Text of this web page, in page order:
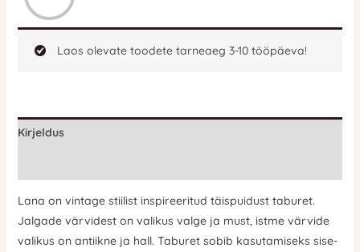
Laos olevate toodete tarneaeg 3-10 tööpäeva!
Kirjeldus
Lana on vintage stiilist inspireeritud täispuidust taburet.
Jalgade värvidest on valikus valge ja must, istme värvide
valikus on antiikne ja hall. Taburet sobib kasutamiseks sise-